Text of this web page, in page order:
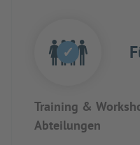
✓
Training &
Abteilungen